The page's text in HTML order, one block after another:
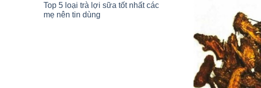
Top 5 loại trà lợi sữa tốt nhất các
mẹ nên tin dùng